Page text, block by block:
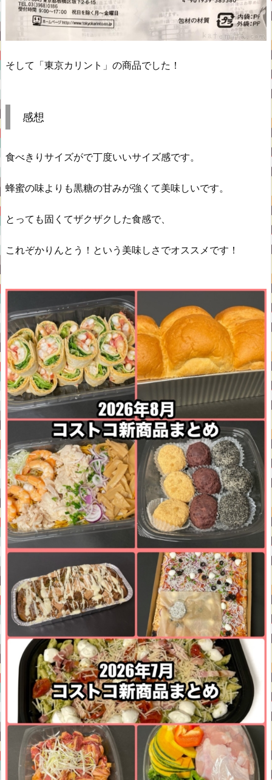
そして「東京カリント」の商品でした！
感想
食べきりサイズがで丁度いいサイズ感です。
蜂蜜の味よりも黒糖の甘みが強くて美味しいです。
とっても固くてザクザクした食感で、
これぞかりんとう！という美味しさでオススメです！